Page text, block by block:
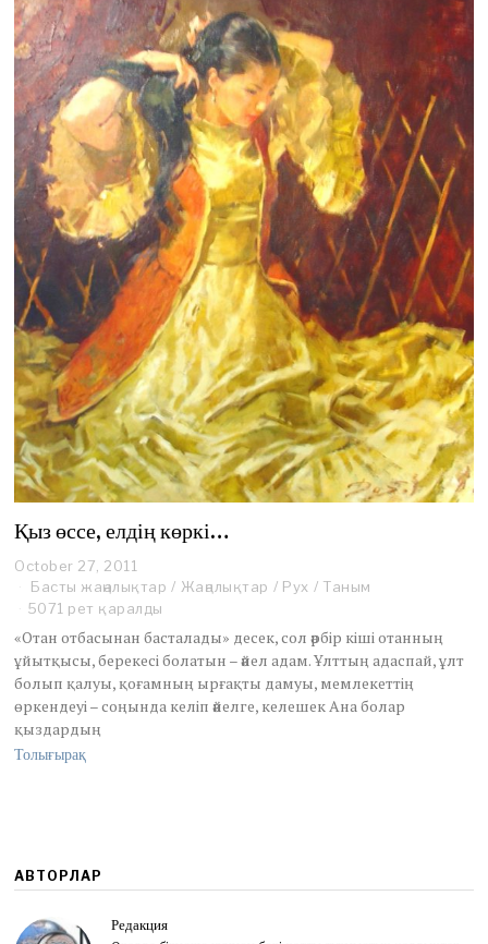
Қыз өссе, елдің көркі…
October 27, 2011
c
t
b
e
r
2
Басты жаңалықтар / Жаңалықтар / Рух / Таным
5071 рет қаралды
«Отан отбасынан басталады» десек, сол әрбір кіші отанның
ұйытқысы, берекесі болатын – әйел адам. Ұлттың адаспай, ұлт
болып қалуы, қоғамның ырғақты дамуы, мемлекеттің
өркендеуі – соңында келіп әйелге, келешек Ана болар
қыздардың
Толығырақ
АВТОРЛАР
Редакция